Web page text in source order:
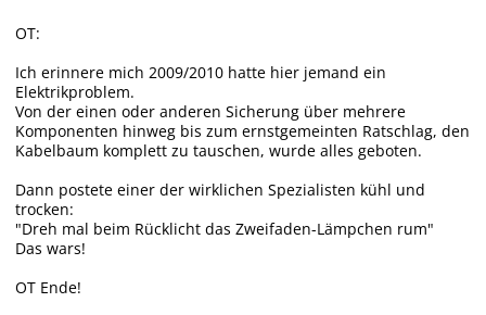
OT:
Ich erinnere mich 2009/2010 hatte hier jemand ein
Elektrikproblem.
Von der einen oder anderen Sicherung über mehrere
Komponenten hinweg bis zum ernstgemeinten Ratschlag, den
Kabelbaum komplett zu tauschen, wurde alles geboten.
Dann postete einer der wirklichen Spezialisten kühl und
trocken:
"Dreh mal beim Rücklicht das Zweifaden-Lämpchen rum"
Das wars!
OT Ende!